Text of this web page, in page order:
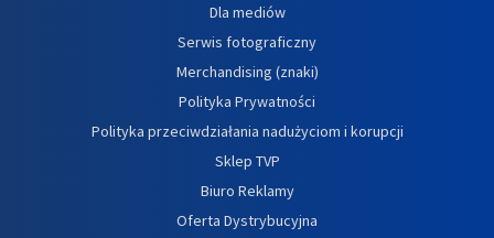
Dla mediów
Serwis fotograficzny
Merchandising (znaki)
Polityka Prywatności
Polityka przeciwdziałania nadużyciom i korupcji
Sklep TVP
Biuro Reklamy
Oferta Dystrybucyjna